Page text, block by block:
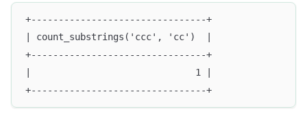
+--------------------------------+
| count_substrings('ccc', 'cc')  |
+--------------------------------+
|                              1 |
+--------------------------------+